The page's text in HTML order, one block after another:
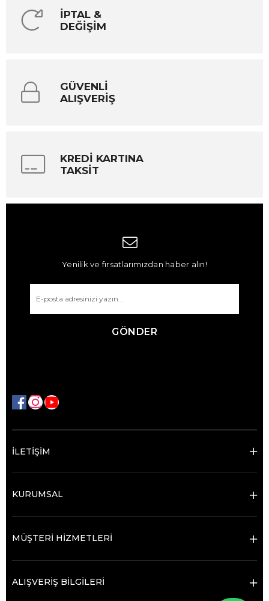
İPTAL &
DEĞİŞİM
GÜVENLİ
ALIŞVERİŞ
KREDİ KARTINA
TAKSİT
Yenilik ve fırsatlarımızdan haber alın!
GÖNDER
İLETİŞİM
KURUMSAL
MÜŞTERİ HİZMETLERİ
ALIŞVERİŞ BİLGİLERİ